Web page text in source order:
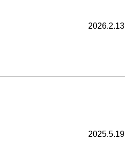
2026.2.13
2025.5.19